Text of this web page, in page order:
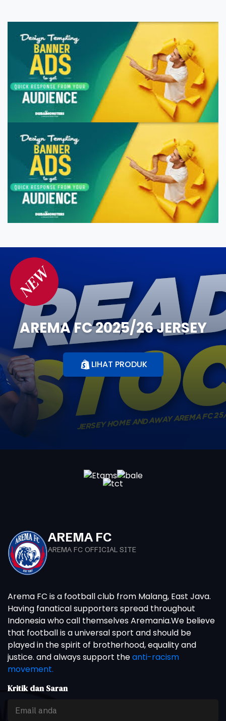
NEW
AREMA FC 2025/26 JERSEY
LIHAT PRODUK
AREMA FC
AREMA FC OFFICIAL SITE
Arema FC is a football club from Malang, East Java.
Having fanatical supporters spread throughout
Indonesia who call themselves Aremania.We believe
that football is a universal sport and should be
played in the spirit of brotherhood, equality and
justice. and always support theanti-racism
movement.
Kritik dan Saran